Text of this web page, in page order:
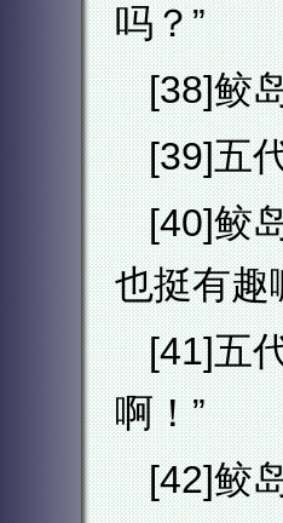
吗？”
[38]鲛
[39]五
[40]鲛
也挺有趣
[41]五
啊！”
[42]鲛